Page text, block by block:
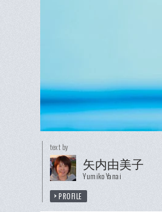
text by
矢内由美子
Yumiko Yanai
PROFILE